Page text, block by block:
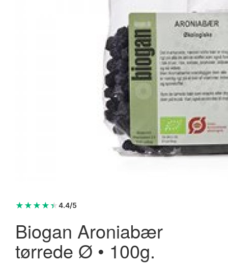
★ ★ ★ ★★4.4/5
Biogan Aroniabær
tørrede Ø • 100g.